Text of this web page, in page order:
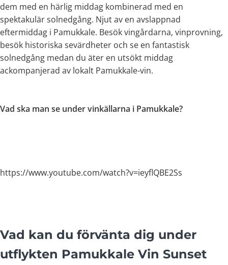
dem med en härlig middag kombinerad med en
spektakulär solnedgång. Njut av en avslappnad
eftermiddag i Pamukkale. Besök vingårdarna, vinprovning,
besök historiska sevärdheter och se en fantastisk
solnedgång medan du äter en utsökt middag
ackompanjerad av lokalt Pamukkale-vin.
Vad ska man se under vinkällarna i Pamukkale?
https://www.youtube.com/watch?v=ieyflQBE2Ss
Vad kan du förvänta dig under
utflykten Pamukkale Vin Sunset